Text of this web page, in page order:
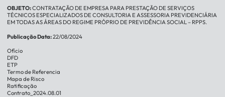
OBJETO:CONTRATAÇÃO DE EMPRESA PARA PRESTAÇÃO DE SERVIÇOS
TÉCNICOS ESPECIALIZADOS DE CONSULTORIA E ASSESSORIA PREVIDENCIÁRIA
EM TODAS AS ÁREAS DO REGIME PRÓPRIO DE PREVIDÊNCIA SOCIAL – RPPS.
Publicação Data:22/08/2024
Ofício
DFD
ETP
Termo de Referencia
Mapa de Risco
Ratificação
Contrato_2024.08.01